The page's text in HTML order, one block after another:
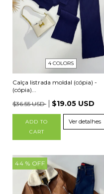
4 COLORS
Calça listrada moldal (cópia) -
(cópia)...
$36.55 USD
$19.05 USD
ADD TO
CART
Ver detalhes
44 % OFF